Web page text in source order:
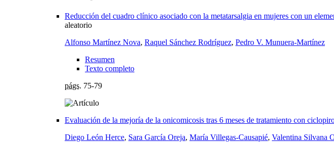
Reducción del cuadro clínico asociado con la metatarsalgia en mujeres con un
aleatorio
Alfonso Martínez Nova, Raquel Sánchez Rodríguez, Pedro V. Munuera-Martínez
Resumen
Texto completo
págs. 75-79
Evaluación de la mejoría de la onicomicosis tras 6 meses de tratamiento con
Diego León Herce, Sara García Oreja, María Villegas-Causapié, Valentina Silvana